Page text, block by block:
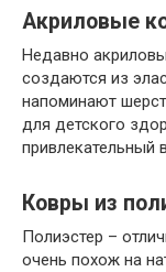
Акриловые
Недавно
создаются из
напоминают
для детского
привлекательный
Ковры из
Полиэстер –
очень похож на